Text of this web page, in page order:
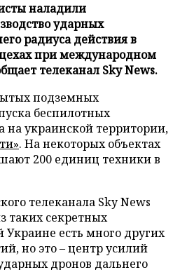
наладили
ударных
радиуса действия в
при международном
телеканал Sky News.
подземных
беспилотных
на украинской территории,
. На некоторых объектах
200 единиц техники в
телеканала Sky News
таких секретных
Украине есть много других
но это – центр усилий
дронов дальнего